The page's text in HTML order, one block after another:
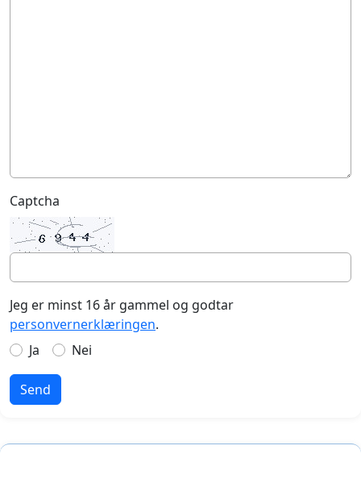
Captcha
Jeg er minst 16 år gammel og godtar
personvernerklæringen.
Ja
Nei
Send